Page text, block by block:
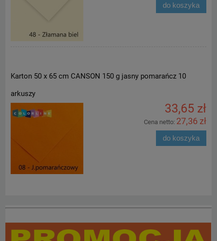
do koszyka
Karton 50 x 65 cm CANSON 150 g jasny pomarańcz 10
arkuszy
33,65 zł
Cena netto: 27,36 zł
do koszyka